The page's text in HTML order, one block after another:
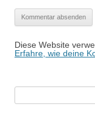
Diese Website
Erfahre, wie deine
nach: